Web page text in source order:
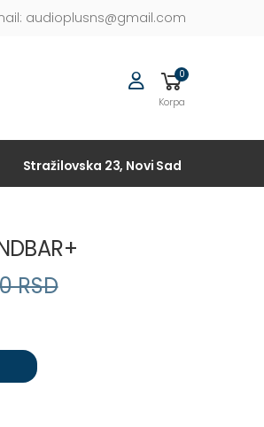
audioplusns@gmail.com
0
Korpa
Stražilovska 23, Novi Sad
RSD